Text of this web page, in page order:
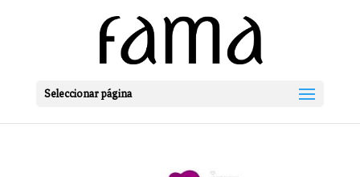
Seleccionar página